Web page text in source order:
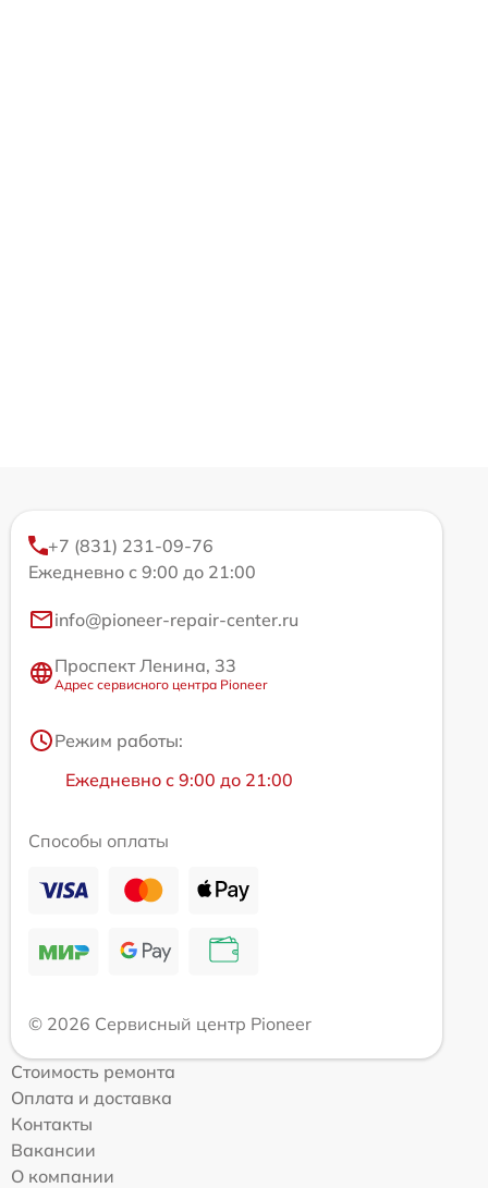
+7 (831) 231-09-76
Ежедневно с 9:00 до 21:00
info@pioneer-repair-center.ru
Проспект Ленина, 33
Адрес сервисного центра Pioneer
Режим работы:
Ежедневно с 9:00 до 21:00
Способы оплаты
© 2026 Сервисный центр Pioneer
Стоимость ремонта
Оплата и доставка
Контакты
Вакансии
О компании